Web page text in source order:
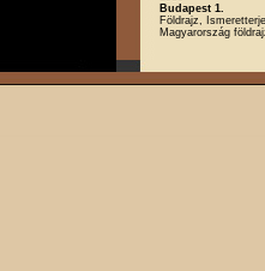
Budapest 1.
Földrajz,
Magyarország